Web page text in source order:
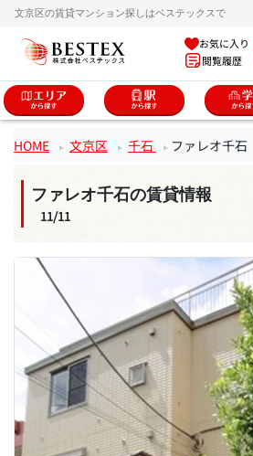
文京区の賃貸マンション探しはベステックスで
お気に入り
閲覧履歴
HOME 文京区 千石 ファレオ千石
ファレオ千石の賃貸情報
11/11